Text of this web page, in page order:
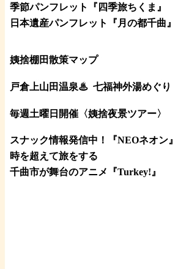
季節パンフレット『四季旅ちくま』
日本遺産パンフレット
『月の都千曲 』
姨捨棚田散策マップ
戸倉上山田温泉♨ 七福神外湯めぐり
毎週土曜日開催〈姨捨夜景ツアー〉
スナック情報発信中！『NEOネオン』
時を超えて旅をする
千曲市が舞台のアニメ『Turkey!』